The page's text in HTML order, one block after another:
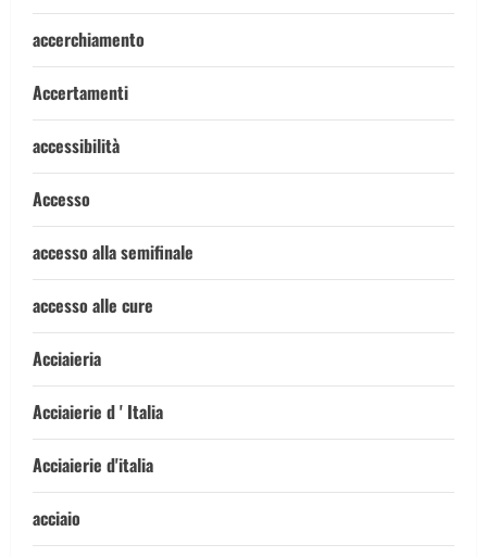
accerchiamento
Accertamenti
accessibilità
Accesso
accesso alla semifinale
accesso alle cure
Acciaieria
Acciaierie d ' Italia
Acciaierie d'italia
acciaio